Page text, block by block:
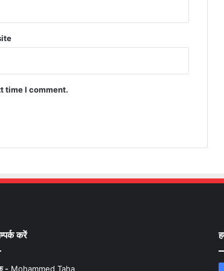
time I comment.
करें
-Mohammed Taha